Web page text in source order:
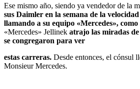
Ese mismo año, siendo ya vendedor de la
sus Daimler en la semana de la
llamando a su equipo «Mercedes»,
«Mercedes» Jellinek atrajo las miradas
se congregaron para ver
estas carreras. Desde entonces, el cónsul
Monsieur Mercedes.